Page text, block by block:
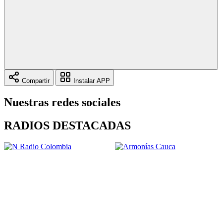
Compartir Instalar APP
Nuestras redes sociales
RADIOS DESTACADAS